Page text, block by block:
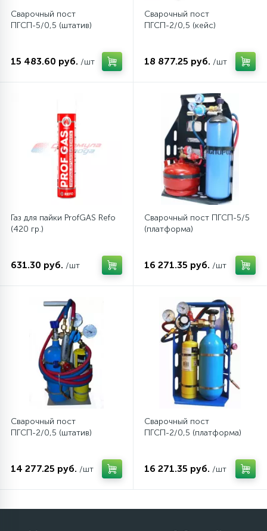
5
Стекла люка
Суппорты (ступицы)
Таходатчики
ТЭНы (нагревательные элементы)
90
Улитки помп
12
Шкивы барабана
Шланги залива
Шланги слива
Щетки двигателя
Электронные модули
Сварочный пост
ПГСП-5/0,5 (штатив)
15 483.60 руб. /шт
Сварочный пост
ПГСП-2/0,5 (кейс)
18 877.25 руб. /шт
Газ для пайки ProfGAS Refo
(420 гр.)
631.30 руб. /шт
Сварочный пост ПГСП-5/5
(платформа)
16 271.35 руб. /шт
Сварочный пост
ПГСП-2/0,5 (штатив)
14 277.25 руб. /шт
Сварочный пост
ПГСП-2/0,5 (платформа)
16 271.35 руб. /шт